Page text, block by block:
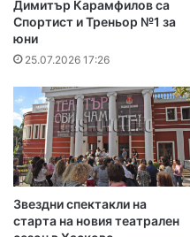
Димитър Карамфилов са
Спортист и Треньор №1 за
юни
25.07.2026 17:26
Звездни спектакли на
старта на новия театрален